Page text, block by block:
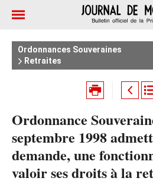
Ordonnances Souveraines
Retraites
Ordonnance
septembre 1998
demande, une
valoir ses droits à la